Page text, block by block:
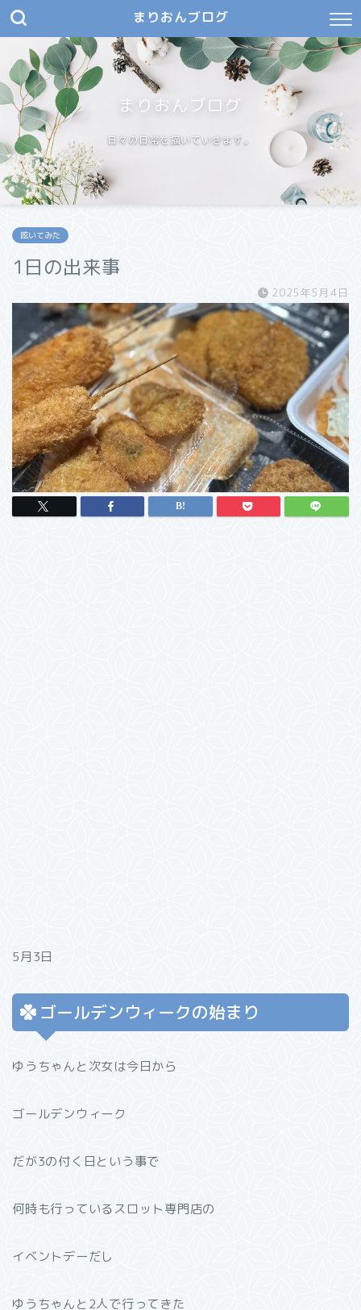
まりおんブログ
まりおんブログ
日々の日常を描いていきます。
呟いてみた
1日の出来事
2025年5月4日
5月3日
ゴールデンウィークの始まり
ゆうちゃんと次女は今日から
ゴールデンウィーク
だが3の付く日という事で
何時も行っているスロット専門店の
イベントデーだし
ゆうちゃんと2人で行ってきた